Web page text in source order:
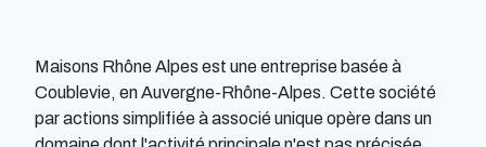
Maisons Rhône Alpes est une entreprise basée à
Coublevie, en Auvergne-Rhône-Alpes. Cette société
par actions simplifiée à associé unique opère dans un